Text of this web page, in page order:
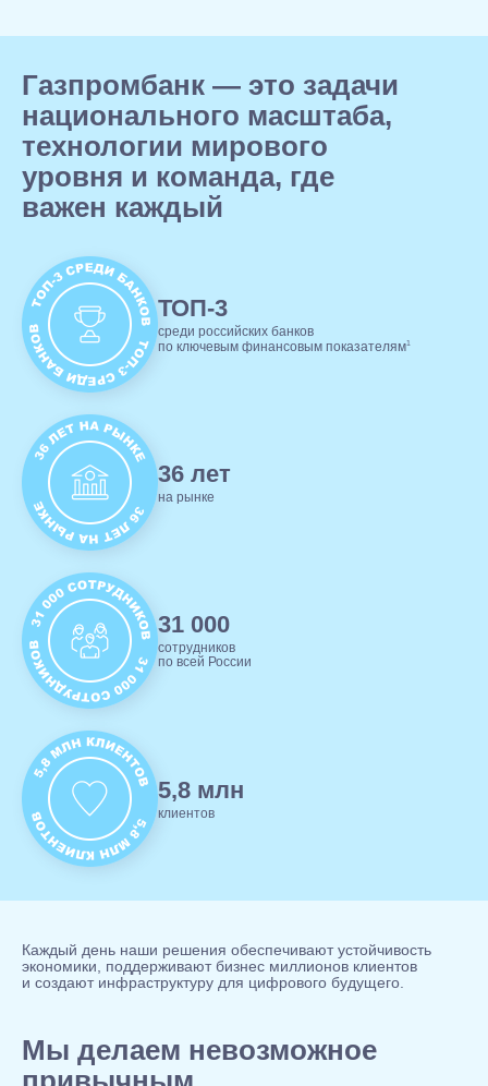
Газпромбанк — это задачи
национального масштаба,
технологии мирового
уровня и команда, где
важен каждый
ТОП-3
среди российских банков
по ключевым финансовым показателям1
36 лет
на рынке
31 000
сотрудников
по всей России
5,8 млн
клиентов
Каждый день наши решения обеспечивают устойчивость
экономики, поддерживают бизнес миллионов клиентов
и создают инфраструктуру для цифрового будущего.
Мы делаем невозможное